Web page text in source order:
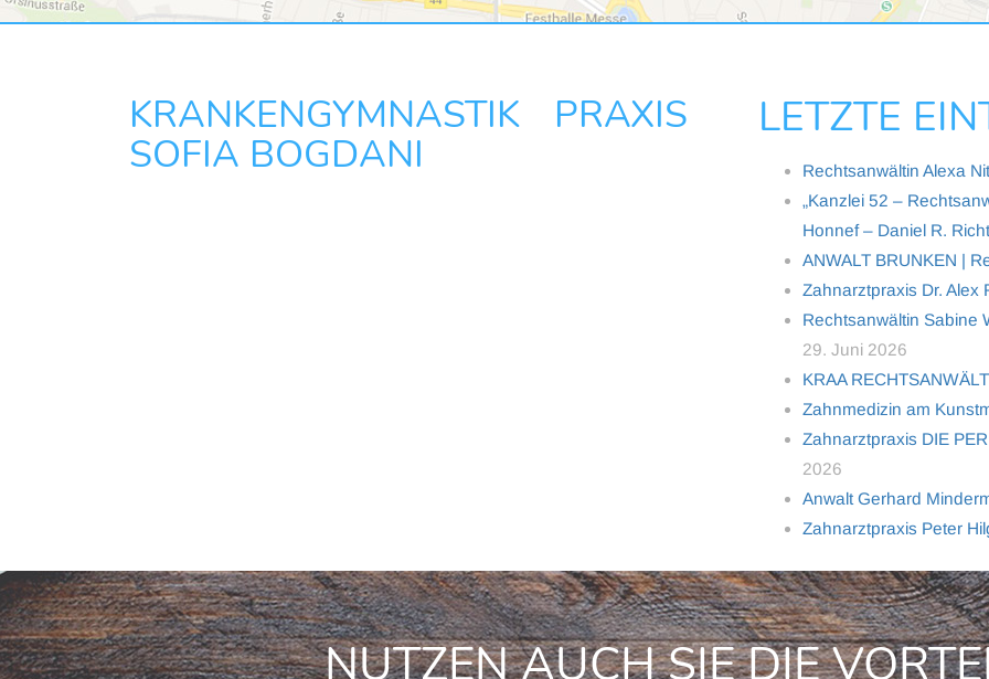
KRANKENGYMNASTIK PRAXIS
SOFIA BOGDANI
LETZTE
Rechtsanwältin Alexa
„Kanzlei 52 –
Honnef – Daniel R.
ANWALT BRUNKEN |
Zahnarztpraxis Dr. Alex
Rechtsanwältin Sabine
29. Juni 2026
KRAA
Zahnmedizin am
Zahnarztpraxis DIE
2026
Anwalt Gerhard
Zahnarztpraxis Peter
NUTZEN AUCH SIE DIE